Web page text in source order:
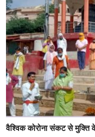
वैश्विक कोरोना संकट से मुक्ति